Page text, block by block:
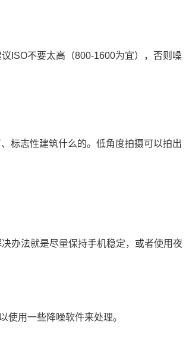
ISO不要太高（800-1600为宜），否则噪
标志性建筑什么的。低角度拍摄可以拍出
办法就是尽量保持手机稳定，或者使用夜
使用一些降噪软件来处理。